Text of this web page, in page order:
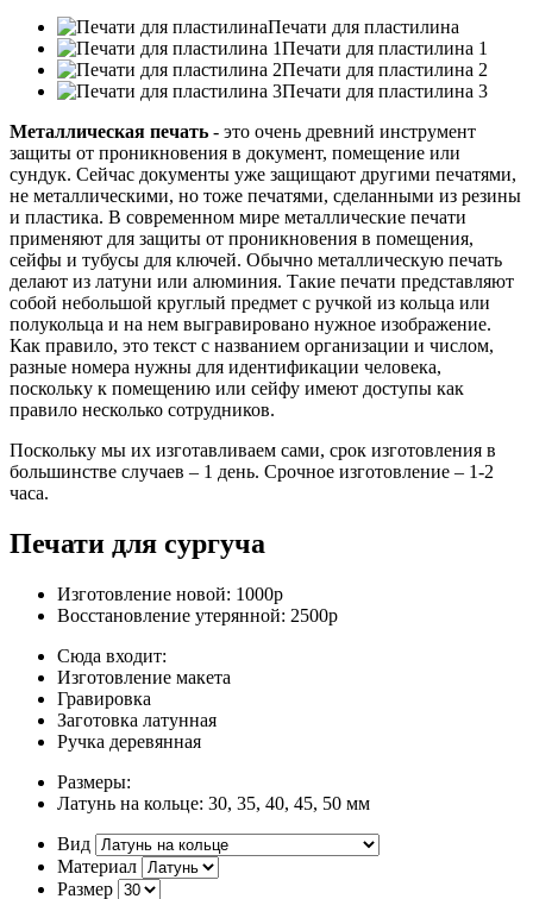
Печати для пластилина
Печати для пластилина 1
Печати для пластилина 2
Печати для пластилина 3
Металлическая печать - это очень древний инструмент
защиты от проникновения в документ, помещение или
сундук. Сейчас документы уже защищают другими печатями,
не металлическими, но тоже печатями, сделанными из резины
и пластика. В современном мире металлические печати
применяют для защиты от проникновения в помещения,
сейфы и тубусы для ключей. Обычно металлическую печать
делают из латуни или алюминия. Такие печати представляют
собой небольшой круглый предмет с ручкой из кольца или
полукольца и на нем выгравировано нужное изображение.
Как правило, это текст с названием организации и числом,
разные номера нужны для идентификации человека,
поскольку к помещению или сейфу имеют доступы как
правило несколько сотрудников.
Поскольку мы их изготавливаем сами, срок изготовления в
большинстве случаев – 1 день. Срочное изготовление – 1-2
часа.
Печати для сургуча
Изготовление новой: 1000р
Восстановление утерянной: 2500р
Сюда входит:
Изготовление макета
Гравировка
Заготовка латунная
Ручка деревянная
Размеры:
Латунь на кольце: 30, 35, 40, 45, 50 мм
Вид
Материал
Размер